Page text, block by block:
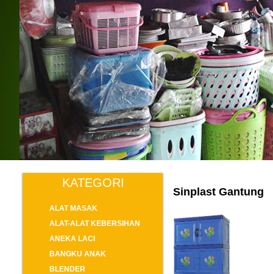
KATEGORI
ALAT MASAK
ALAT-ALAT KEBERSIHAN
ANEKA LACI
BANGKU ANAK
BLENDER
Sinplast Gantung